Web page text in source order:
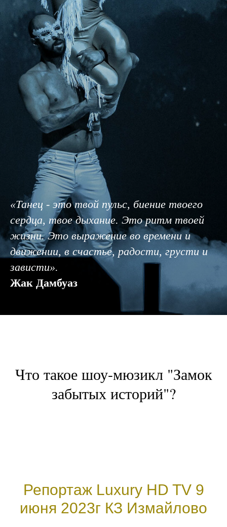
«Танец - это твой пульс, биение твоего
сердца, твое дыхание. Это ритм твоей
жизни. Это выражение во времени и
движении, в счастье, радости, грусти и
зависти».
Жак Дамбуаз
Что такое шоу-мюзикл "Замок
забытых историй"?
Репортаж Luxury HD TV 9
июня 2023г КЗ Измайлово